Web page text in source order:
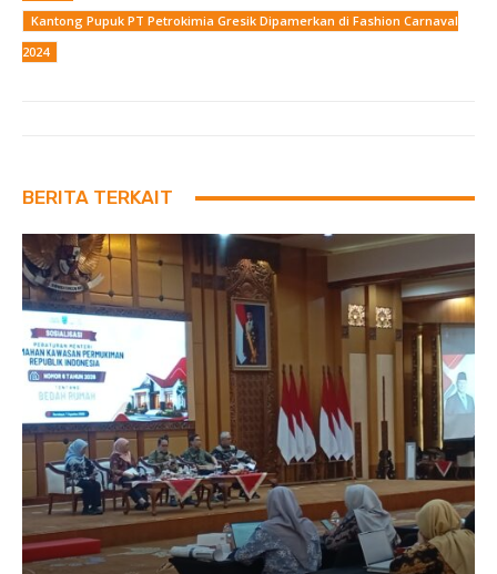
Kantong Pupuk PT Petrokimia Gresik Dipamerkan di Fashion Carnaval
2024
BERITA TERKAIT